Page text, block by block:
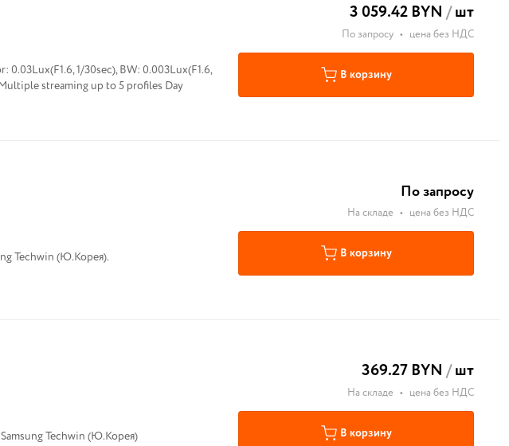
1/30sec), BW: 0.003Lux(F1.6,
streaming up to 5 profiles Day
3 059.42 BYN /шт
По запросу • цена без НДС
В корзину
Techwin (Ю.Корея).
По запросу
На складе • цена без НДС
В корзину
Techwin (Ю.Корея)
369.27 BYN /шт
На складе • цена без НДС
В корзину